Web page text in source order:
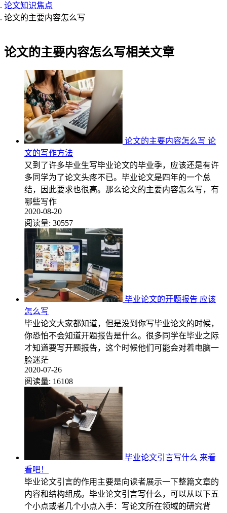
论文知识焦点
论文的主要内容怎么写
论文的主要内容怎么写相关文章
论文的主要内容怎么写 论
文的写作方法
又到了许多毕业生写毕业论文的毕业季，应该还是有许
多同学为了论文头疼不已。毕业论文是四年的一个总
结，因此要求也很高。那么论文的主要内容怎么写，有
哪些写作
2020-08-20
阅读量: 30557
毕业论文的开题报告 应该
怎么写
毕业论文大家都知道，但是没到你写毕业论文的时候，
你恐怕不会知道开题报告是什么。很多同学在毕业之际
才知道要写开题报告，这个时候他们可能会对着电脑一
脸迷茫
2020-07-26
阅读量: 16108
毕业论文引言写什么 来看
看吧！
毕业论文引言的作用主要是向读者展示一下整篇文章的
内容和结构组成。毕业论文引言写什么，可以从以下五
个小点或者几个小点入手：写论文所在领域的研究背